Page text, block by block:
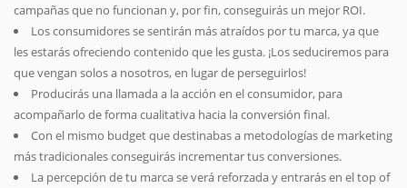
campañas que no funcionan y, por fin, conseguirás un mejor ROI.
Los consumidores se sentirán más atraídos por tu marca, ya que
les estarás ofreciendo contenido que les gusta. ¡Los seduciremos para
que vengan solos a nosotros, en lugar de perseguirlos!
Producirás una llamada a la acción en el consumidor, para
acompañarlo de forma cualitativa hacia la conversión final.
Con el mismo budget que destinabas a metodologías de marketing
más tradicionales conseguirás incrementar tus conversiones.
La percepción de tu marca se verá reforzada y entrarás en el top of